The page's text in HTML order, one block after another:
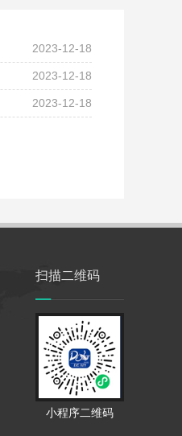
2023-12-18
2023-12-18
2023-12-18
扫描二维码
小程序二维码